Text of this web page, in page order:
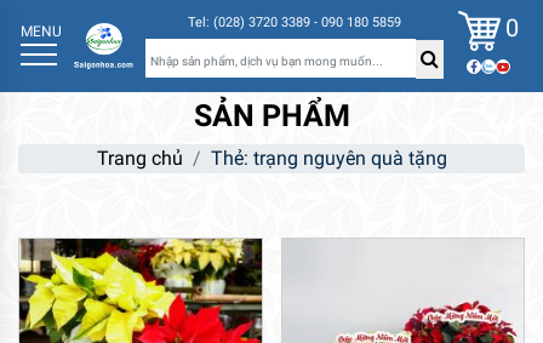
MENU Tel: (028) 3720 3389 - 090 180 5859 0
SẢN PHẨM
Trang chủ Thẻ: trạng nguyên quà tặng